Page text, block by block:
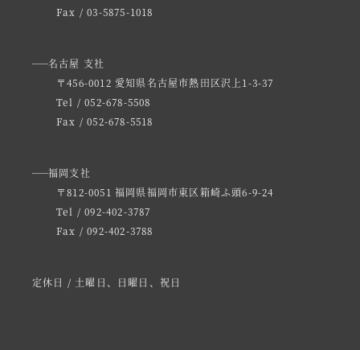
Fax / 03-5875-1018
名古屋 支社
〒456-0012 愛知県名古屋市熱田区沢上1-3-37
Tel / 052-678-5508
Fax / 052-678-5518
福岡支社
〒812-0051 福岡県福岡市東区箱崎ふ頭6-9-24
Tel / 092-402-3787
Fax / 092-402-3788
定休日 / 土曜日、日曜日、祝日